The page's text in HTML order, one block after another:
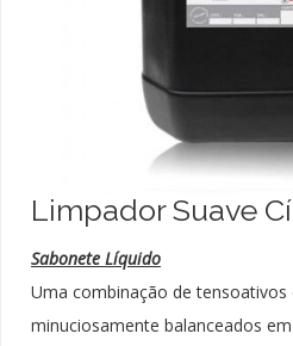
Limpador Suave
Sabonete Líquido
Uma combinação de tensoativos
minuciosamente balanceados